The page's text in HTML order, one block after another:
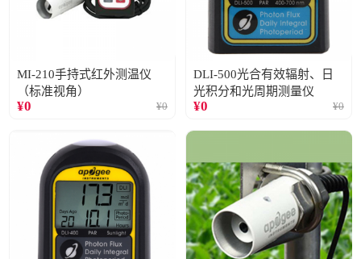
MI-210手持式红外测温仪
（标准视角）
¥0 ¥0
DLI-500光合有效辐射、日
光积分和光周期测量仪
¥0 ¥0